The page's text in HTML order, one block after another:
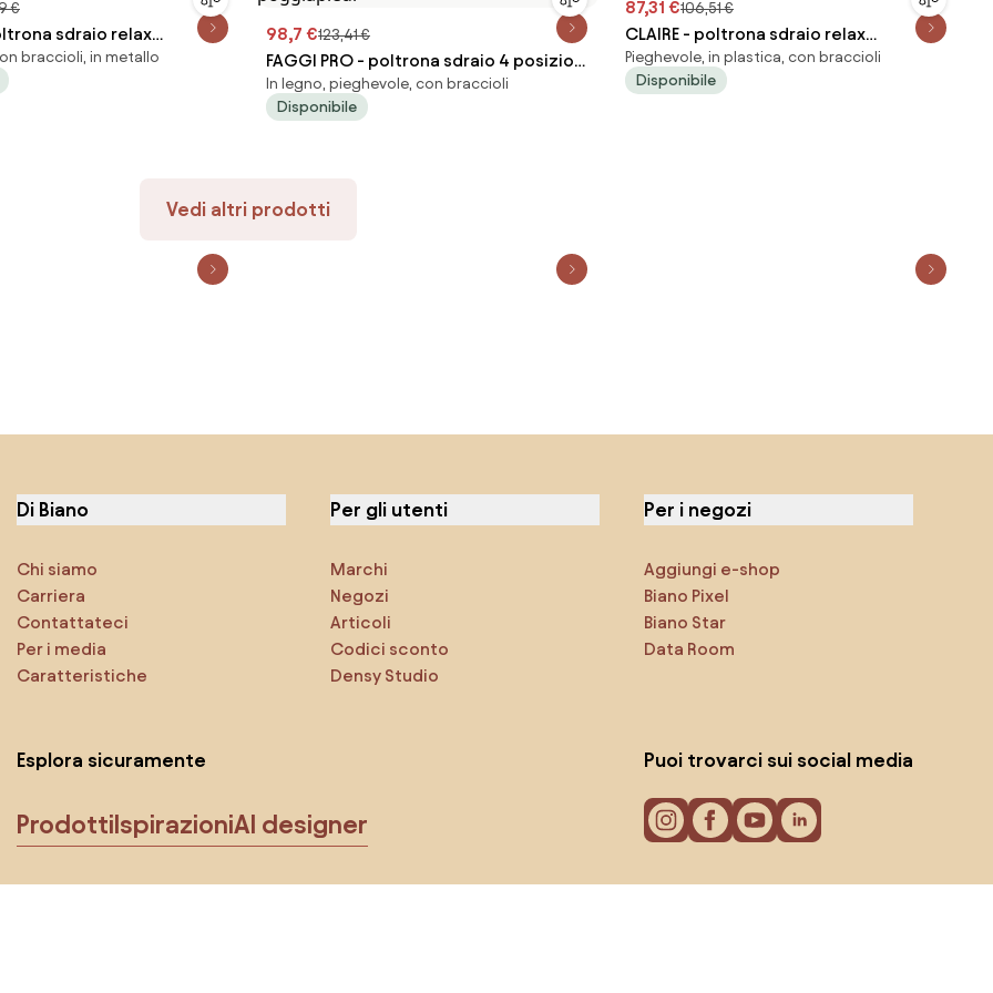
€
sdraio relax
braccioli, in metallo
98,7 €123,41 €
FAGGI PRO - poltrona sdraio 4 posizioni
completo di cuscino con poggiapiedi
In legno, pieghevole, con braccioli
Disponibile
87,31 €106,51 €
CLAIRE - poltrona sdraio relax
reclinabile
Pieghevole, in plastica, con braccioli
Disponibile
Vedi altri prodotti
Di Biano
Chi siamo
Carriera
Contattateci
Per i media
Caratteristiche
Per gli utenti
Marchi
Negozi
Articoli
Codici sconto
Densy Studio
Per i negozi
Aggiungi e-shop
Biano Pixel
Biano Star
Data Room
Esplora sicuramente
ProdottiIspirazioniAI designer
Puoi trovarci sui social media